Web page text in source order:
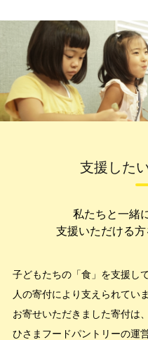
支援した
私たちと一緒
支援いただける
子どもたちの「食」を支援し
人の寄付により支えられていま
お寄せいただきました寄付は、
ひさまフードパントリーの運